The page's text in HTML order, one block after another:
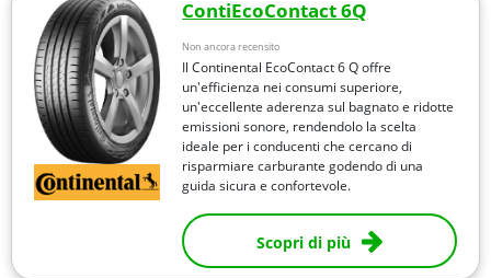
ContiEcoContact 6Q
Non ancora recensito
Il Continental EcoContact 6 Q offre
un'efficienza nei consumi superiore,
un'eccellente aderenza sul bagnato e ridotte
emissioni sonore, rendendolo la scelta
ideale per i conducenti che cercano di
risparmiare carburante godendo di una
guida sicura e confortevole.
Scopri di più